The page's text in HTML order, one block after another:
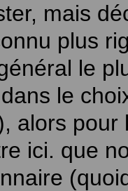
mais
plus
le
le
alors
ici. que